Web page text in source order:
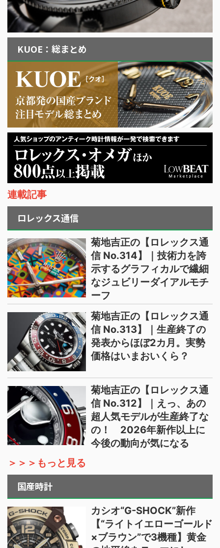
KUOE：総まとめ
連載記事
ロレックス通信
菊地吉正の【ロレックス通
信 No.314】｜技術力を誇
示するグラフィカルで繊細
なジュビリーダイアルモチ
ーフ
菊地吉正の【ロレックス通
信 No.313】｜生産終了の
発表からほぼ2カ月。実勢
価格はいまおいくら？
菊地吉正の【ロレックス通
信 No.312】｜えっ、あの
超人気モデルが生産終了な
の！ 2026年新作以上に
今後の動向が気になる
＞＞＞もっと見る
国産時計
カシオ“G-SHOCK”新作
【“ライトイエローゴールド
×ブラウン”で3機種】黄金